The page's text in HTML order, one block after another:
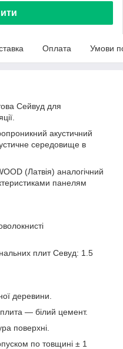
Оплата Умови
Сейвуд для
акустичний
середовище в
(Латвія) аналогічний
панелям
плит Севуд: 1.5
деревини.
— білий цемент.
поверхні.
по товщині ± 1